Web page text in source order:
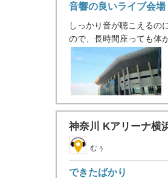
音響の良いライブ会場
しっかり音が聴こえるの
ので、長時間座っても体
神奈川 Kアリーナ横
むぅ
できたばかり